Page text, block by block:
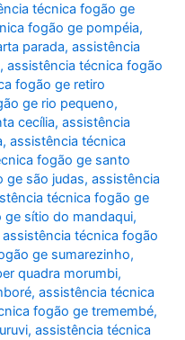
técnica fogão ge
fogão ge pompéia,
parada,assistência
,assistência técnica fogão
fogão ge retiro
ge rio pequeno,
cecília,assistência
,assistência técnica
fogão ge santo
ge são judas,assistência
técnica fogão ge
sítio do mandaqui,
assistência técnica fogão
ge sumarezinho,
quadra morumbi,
,assistência técnica
fogão ge tremembé,
,assistência técnica